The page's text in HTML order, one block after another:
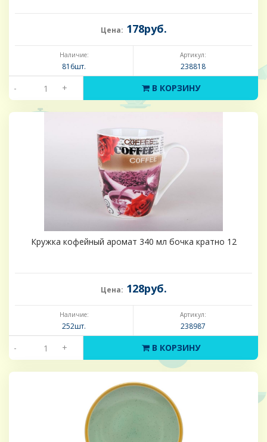
Цена: 178руб.
Наличие:
816шт.
Артикул:
238818
- + В КОРЗИНУ
Кружка кофейный аромат 340 мл бочка кратно 12
Цена: 128руб.
Наличие:
252шт.
Артикул:
238987
- + В КОРЗИНУ